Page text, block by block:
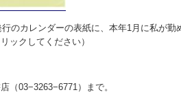
のカレンダーの表紙に、本年1月に私が勤
ックしてください）
（03−3263−6771）まで。